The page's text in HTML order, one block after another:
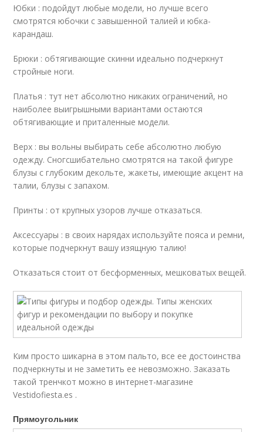
Юбки : подойдут любые модели, но лучше всего
смотрятся юбочки с завышенной талией и юбка-
карандаш.
Брюки : обтягивающие скинни идеально подчеркнут
стройные ноги.
Платья : тут нет абсолютно никаких ограничений, но
наиболее выигрышными вариантами остаются
обтягивающие и приталенные модели.
Верх : вы вольны выбирать себе абсолютно любую
одежду. Сногсшибательно смотрятся на такой фигуре
блузы с глубоким декольте, жакеты, имеющие акцент на
талии, блузы с запахом.
Принты : от крупных узоров лучше отказаться.
Аксессуары : в своих нарядах используйте пояса и ремни,
которые подчеркнут вашу изящную талию!
Отказаться стоит от бесформенных, мешковатых вещей.
Ким просто шикарна в этом пальто, все ее достоинства
подчеркнуты и не заметить ее невозможно. Заказать
такой тренчкот можно в интернет-магазине
Vestidofiesta.es .
Прямоугольник